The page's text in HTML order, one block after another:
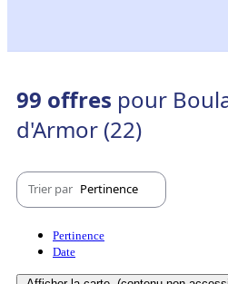
99 offres pour
d'Armor (22)
Trier par Pertinence
Pertinence
Date